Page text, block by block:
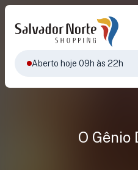
Aberto hoje 09h às 22h
O Gênio